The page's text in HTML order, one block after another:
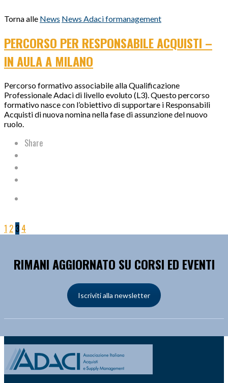
Torna alle News News Adaci formanagement
PERCORSO PER RESPONSABILE ACQUISTI –
IN AULA A MILANO
Percorso formativo associabile alla Qualificazione
Professionale Adaci di livello evoluto (L3). Questo percorso
formativo nasce con l’obiettivo di supportare i Responsabili
Acquisti di nuova nomina nella fase di assunzione del nuovo
ruolo.
Share
1 2 3 4
RIMANI AGGIORNATO SU CORSI ED EVENTI
Iscriviti alla newsletter